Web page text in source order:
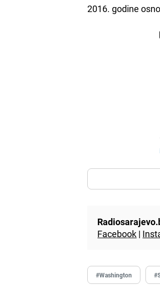
2016. godine
Facebook |
#Washington